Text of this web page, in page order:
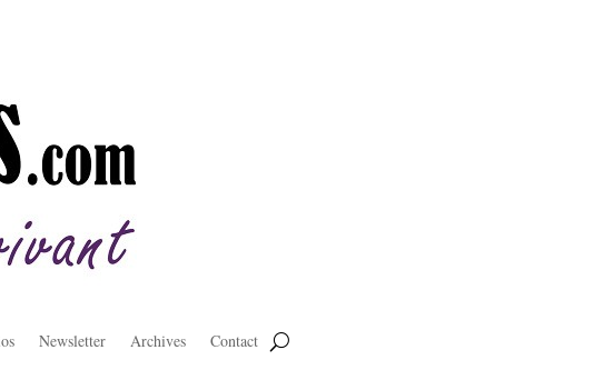
Newsletter Archives Contact